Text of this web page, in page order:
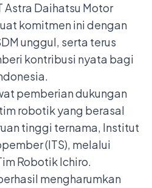
Astra Daihatsu Motor
komitmen ini dengan
unggul, serta terus
kontribusi nyata bagi
pemberian dukungan
robotik yang berasal
tinggi ternama, Institut
(ITS), melalui
Robotik Ichiro.
mengharumkan